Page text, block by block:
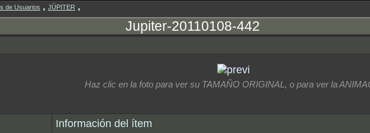
de Usuarios JÚPITER
Jupiter-20110108-442
Haz clic en la foto para ver su TAMAÑO ORIGINAL, o para ver la
Información del ítem